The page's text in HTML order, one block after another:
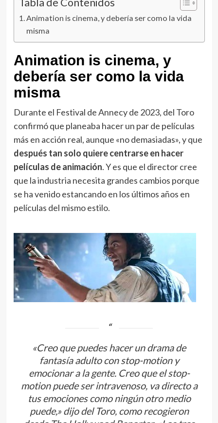
Animation is cinema, y debería ser como la vida
misma
Animation is cinema, y
debería ser como la vida
misma
Durante el Festival de Annecy de 2023, del Toro
confirmó que planeaba hacer un par de películas
más en acción real, aunque «no demasiadas», y que
después tan solo quiere centrarse en hacer
películas de animación. Y es que el director cree
que la industria necesita grandes cambios porque
se ha venido estancando en los últimos años en
películas del mismo estilo.
«Creo que puedes hacer un drama de
fantasía adulto con stop-motion y
emocionar a la gente. Creo que el stop-
motion puede ser intravenoso, va directo a
tus emociones como ningún otro medio
puede,» dijo del Toro, como recogieron